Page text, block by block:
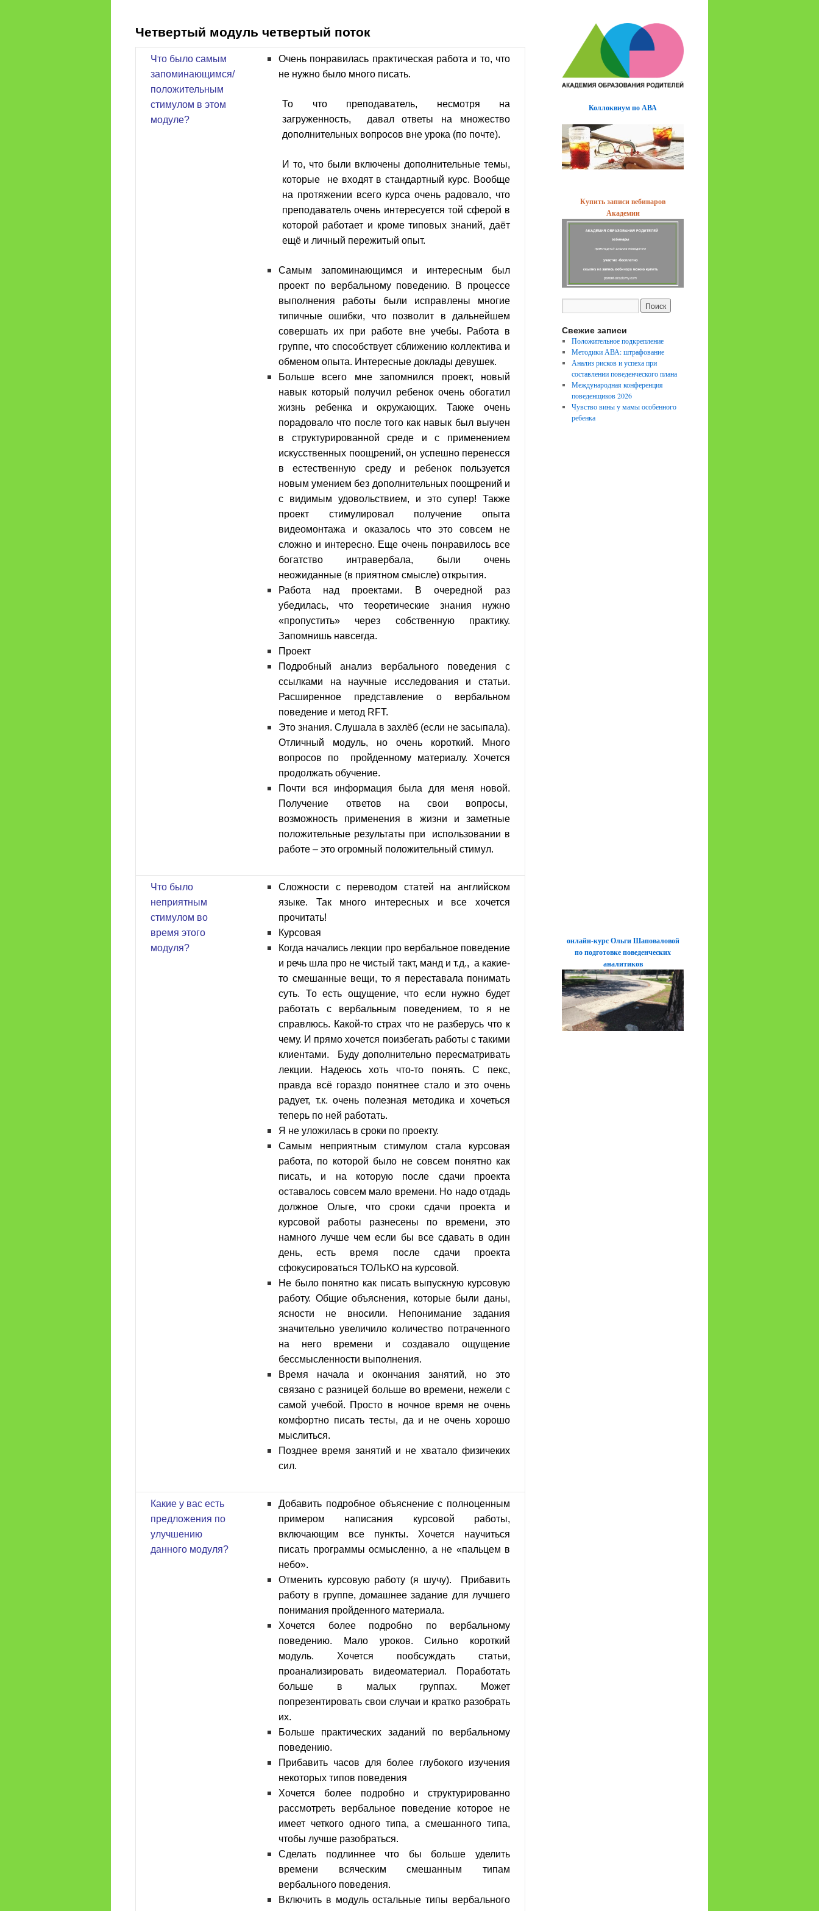
Четвертый модуль четвертый поток
Что было самым
запоминающимся/
положительным
стимулом в этом
модуле?
Очень понравилась практическая работа и то, что
не нужно было много писать.
То что преподаватель, несмотря на
загруженность, давал ответы на множество
дополнительных вопросов вне урока (по почте).
И то, что были включены дополнительные темы,
которые не входят в стандартный курс. Вообще
на протяжении всего курса очень радовало, что
преподаватель очень интересуется той сферой в
которой работает и кроме типовых знаний, даёт
ещё и личный пережитый опыт.
Самым запоминающимся и интересным был
проект по вербальному поведению. В процессе
выполнения работы были исправлены многие
типичные ошибки, что позволит в дальнейшем
совершать их при работе вне учебы. Работа в
группе, что способствует сближению коллектива и
обменом опыта. Интересные доклады девушек.
Больше всего мне запомнился проект, новый
навык который получил ребенок очень обогатил
жизнь ребенка и окружающих. Также очень
порадовало что после того как навык был выучен
в структурированной среде и с применением
искусственных поощрений, он успешно перенесся
в естественную среду и ребенок пользуется
новым умением без дополнительных поощрений и
с видимым удовольствием, и это супер! Также
проект стимулировал получение опыта
видеомонтажа и оказалось что это совсем не
сложно и интересно. Еще очень понравилось все
богатство интравербала, были очень
неожиданные (в приятном смысле) открытия.
Работа над проектами. В очередной раз
убедилась, что теоретические знания нужно
«пропустить» через собственную практику.
Запомнишь навсегда.
Проект
Подробный анализ вербального поведения с
ссылками на научные исследования и статьи.
Расширенное представление о вербальном
поведение и метод RFT.
Это знания. Слушала в захлёб (если не засыпала).
Отличный модуль, но очень короткий. Много
вопросов по пройденному материалу. Хочется
продолжать обучение.
Почти вся информация была для меня новой.
Получение ответов на свои вопросы,
возможность применения в жизни и заметные
положительные результаты при использовании в
работе – это огромный положительный стимул.
Что было
неприятным
стимулом во
время этого
модуля?
Сложности с переводом статей на английском
языке. Так много интересных и все хочется
прочитать!
Курсовая
Когда начались лекции про вербальное поведение
и речь шла про не чистый такт, манд и т.д., а какие-
то смешанные вещи, то я переставала понимать
суть. То есть ощущение, что если нужно будет
работать с вербальным поведением, то я не
справлюсь. Какой-то страх что не разберусь что к
чему. И прямо хочется поизбегать работы с такими
клиентами. Буду дополнительно пересматривать
лекции. Надеюсь хоть что-то понять. С пекс,
правда всё гораздо понятнее стало и это очень
радует, т.к. очень полезная методика и хочеться
теперь по ней работать.
Я не уложилась в сроки по проекту.
Самым неприятным стимулом стала курсовая
работа, по которой было не совсем понятно как
писать, и на которую после сдачи проекта
оставалось совсем мало времени. Но надо отдадь
должное Ольге, что сроки сдачи проекта и
курсовой работы разнесены по времени, это
намного лучше чем если бы все сдавать в один
день, есть время после сдачи проекта
сфокусироваться ТОЛЬКО на курсовой.
Не было понятно как писать выпускную курсовую
работу. Общие объяснения, которые были даны,
ясности не вносили. Непонимание задания
значительно увеличило количество потраченного
на него времени и создавало ощущение
бессмысленности выполнения.
Время начала и окончания занятий, но это
связано с разницей больше во времени, нежели с
самой учебой. Просто в ночное время не очень
комфортно писать тесты, да и не очень хорошо
мыслиться.
Позднее время занятий и не хватало физичеких
сил.
Какие у вас есть
предложения по
улучшению
данного модуля?
Добавить подробное объяснение с полноценным
примером написания курсовой работы,
включающим все пункты. Хочется научиться
писать программы осмысленно, а не «пальцем в
небо».
Отменить курсовую работу (я шучу). Прибавить
работу в группе, домашнее задание для лучшего
понимания пройденного материала.
Хочется более подробно по вербальному
поведению. Мало уроков. Сильно короткий
модуль. Хочется пообсуждать статьи,
проанализировать видеоматериал. Поработать
больше в малых группах. Может
попрезентировать свои случаи и кратко разобрать
их.
Больше практических заданий по вербальному
поведению.
Прибавить часов для более глубокого изучения
некоторых типов поведения
Хочется более подробно и структурированно
рассмотреть вербальное поведение которое не
имеет четкого одного типа, а смешанного типа,
чтобы лучше разобраться.
Сделать подлиннее что бы больше уделить
времени всяческим смешанным типам
вербального поведения.
Включить в модуль остальные типы вербального
Коллоквиум по АВА
Купить записи вебинаров
Академии
Свежие записи
Положительное подкрепление
Методики АВА: штрафование
Анализ рисков и успеха при
составлении поведенческого плана
Международная конференция
поведенщиков 2026
Чувство вины у мамы особенного
ребенка
онлайн-курс Ольги Шаповаловой
по подготовке поведенческих
аналитиков